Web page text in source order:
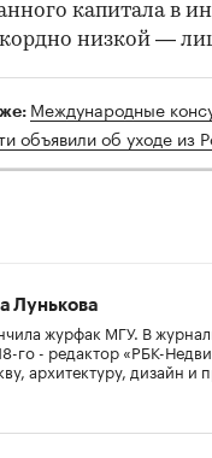
капитала в
низкой —
Международные
объявили об уходе из
Лунькова
журфак МГУ. В
го - редактор «РБК-
архитектуру, дизайн и